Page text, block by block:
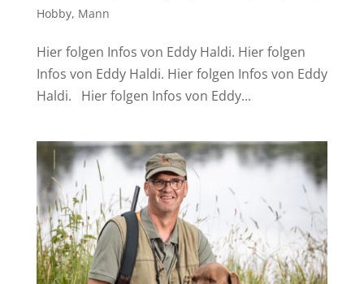
Hobby, Mann
Hier folgen Infos von Eddy Haldi. Hier folgen
Infos von Eddy Haldi. Hier folgen Infos von Eddy
Haldi. Hier folgen Infos von Eddy...